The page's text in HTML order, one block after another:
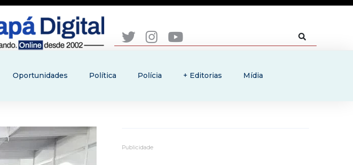
Oportunidades Política Polícia + Editorias Mídia
Publicidade